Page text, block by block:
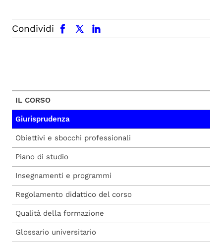
Condividi
facebook x.com linkedin
IL CORSO
Giurisprudenza
Obiettivi e sbocchi professionali
Piano di studio
Insegnamenti e programmi
Regolamento didattico del corso
Qualità della formazione
Glossario universitario